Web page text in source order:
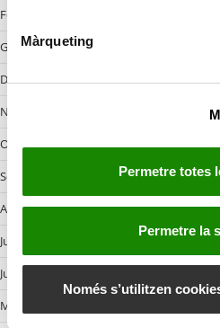
e
n
n
m
t
Màrqueting
Permetre totes
Permetre la
Només s’utilitzen
Febrer 2024
Gener 2024
Desembre 2023
Novembre 2023
Octobre 2023
Setembre 2023
Agost 2023
Juliol 2023
Juny 2023
Maig 2023